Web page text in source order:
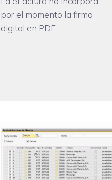
por el momento la firma
digital en PDF.